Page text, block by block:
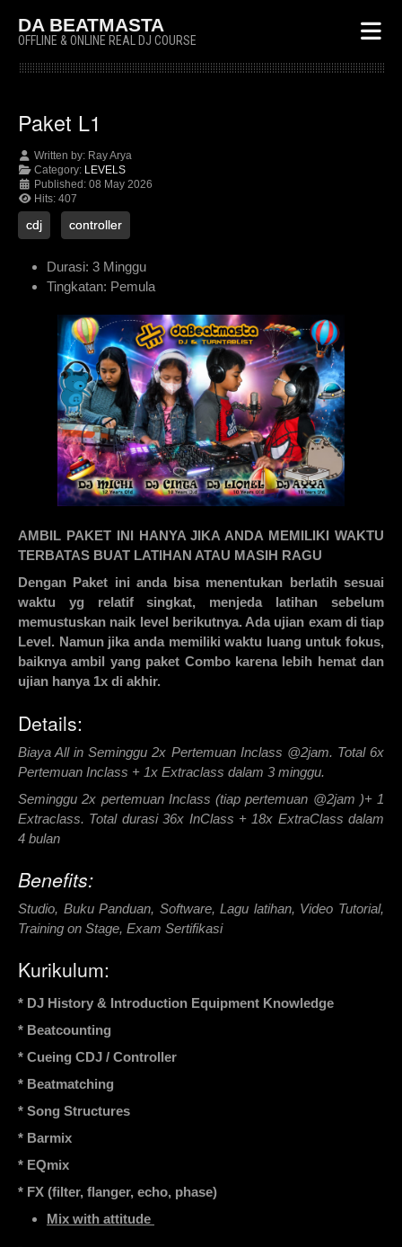
DA BEATMASTA
OFFLINE & ONLINE REAL DJ COURSE
Paket L1
Written by: Ray Arya
Category: LEVELS
Published: 08 May 2026
Hits: 407
cdj controller
Durasi: 3 Minggu
Tingkatan: Pemula
AMBIL PAKET INI HANYA JIKA ANDA MEMILIKI WAKTU
TERBATAS BUAT LATIHAN ATAU MASIH RAGU
Dengan Paket ini anda bisa menentukan berlatih sesuai
waktu yg relatif singkat, menjeda latihan sebelum
memustuskan naik level berikutnya. Ada ujian exam di tiap
Level. Namun jika anda memiliki waktu luang untuk fokus,
baiknya ambil yang paket Combo karena lebih hemat dan
ujian hanya 1x di akhir.
Details:
Biaya All in Seminggu 2x Pertemuan Inclass @2jam. Total 6x
Pertemuan Inclass + 1x Extraclass dalam 3 minggu.
Seminggu 2x pertemuan Inclass (tiap pertemuan @2jam )+ 1
Extraclass. Total durasi 36x InClass + 18x ExtraClass dalam
4 bulan
Benefits:
Studio, Buku Panduan, Software, Lagu latihan, Video Tutorial,
Training on Stage, Exam Sertifikasi
Kurikulum:
* DJ History & Introduction Equipment Knowledge
* Beatcounting
* Cueing CDJ / Controller
* Beatmatching
* Song Structures
* Barmix
* EQmix
* FX (filter, flanger, echo, phase)
Mix with attitude